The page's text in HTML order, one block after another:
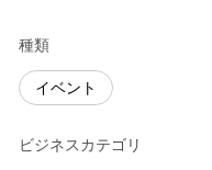
種類
イベント
ビジネスカテゴリ